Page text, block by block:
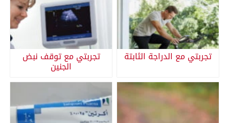
تجربتي مع الدراجة الثابتة تجربتي مع توقف نبض
الجنين